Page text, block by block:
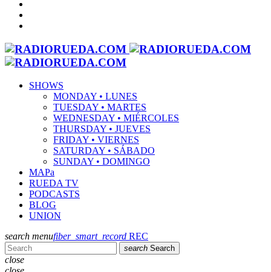
SHOWS
MONDAY • LUNES
TUESDAY • MARTES
WEDNESDAY • MIÉRCOLES
THURSDAY • JUEVES
FRIDAY • VIERNES
SATURDAY • SÁBADO
SUNDAY • DOMINGO
MAPa
RUEDA TV
PODCASTS
BLOG
UNION
search menufiber_smart_record REC
search Search
close